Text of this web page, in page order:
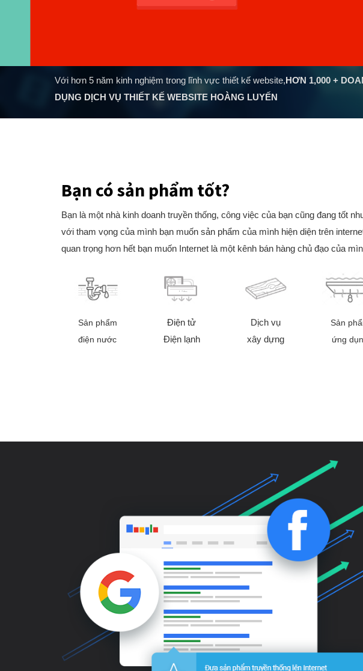
Với hơn 5 năm kinh nghiệm trong lĩnh vực thiết kế website,HƠN 1,000+
DỤNG DỊCH VỤ THIẾT KẾ WEBSITE HOÀNG LUYẾN
Bạn có sản phẩm tốt?
Bạn là một nhà kinh doanh truyền thống, công việc của bạn cũng đang tốt
với tham vọng của mình bạn muốn sản phẩm của mình hiện diện trên
quan trọng hơn hết bạn muốn Internet là một kênh bán hàng chủ đạo của
Sản phẩm
điện nước
Điện tử
Điện lạnh
Dịch vụ
xây dựng
Sản
ứng